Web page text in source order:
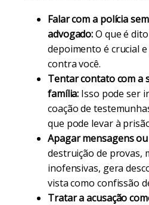
Falar com a polícia
advogado:O que é
depoimento é crucial
contra você.
Tentar contato com a
família: Isso pode ser
coação de
que pode levar à
Apagar mensagens
destruição de provas,
inofensivas, gera
vista como confissão
Tratar a acusação